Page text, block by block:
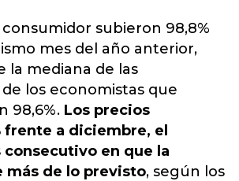
consumidor subieron 98,8%
mes del año anterior,
la mediana de las
los economistas que
98,6%. Los precios
frente a diciembre, el
en que la
más de lo previsto, según los